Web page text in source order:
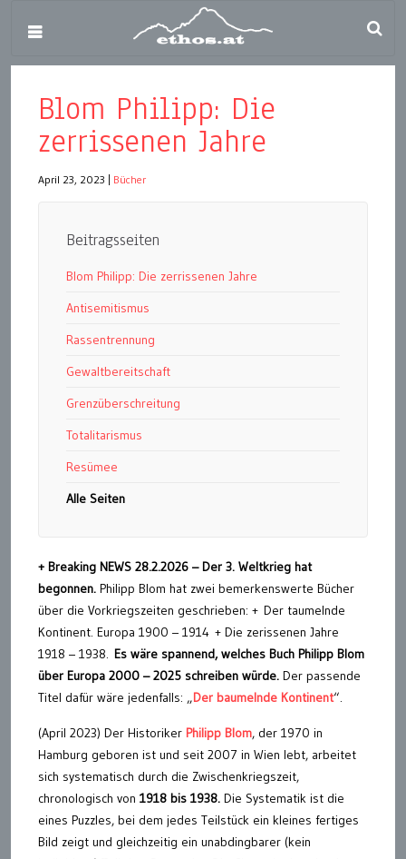
Blom Philipp: Die
zerrissenen Jahre
April 23, 2023 Bücher
Beitragsseiten
Blom Philipp: Die zerrissenen Jahre
Antisemitismus
Rassentrennung
Gewaltbereitschaft
Grenzüberschreitung
Totalitarismus
Resümee
Alle Seiten
+ Breaking NEWS 28.2.2026 – Der 3. Weltkrieg hat
begonnen. Philipp Blom hat zwei bemerkenswerte Bücher
über die Vorkriegszeiten geschrieben: + Der taumelnde
Kontinent. Europa 1900 – 1914 + Die zerissenen Jahre
1918 – 1938. Es wäre spannend, welches Buch Philipp Blom
über Europa 2000 – 2025 schreiben würde. Der passende
Titel dafür wäre jedenfalls: „Der baumelnde Kontinent“.
(April 2023) Der Historiker Philipp Blom, der 1970 in
Hamburg geboren ist und seit 2007 in Wien lebt, arbeitet
sich systematisch durch die Zwischenkriegszeit,
chronologisch von 1918 bis 1938. Die Systematik ist die
eines Puzzles, bei dem jedes Teilstück ein kleines fertiges
Bild zeigt und gleichzeitig ein unabdingbarer (kein